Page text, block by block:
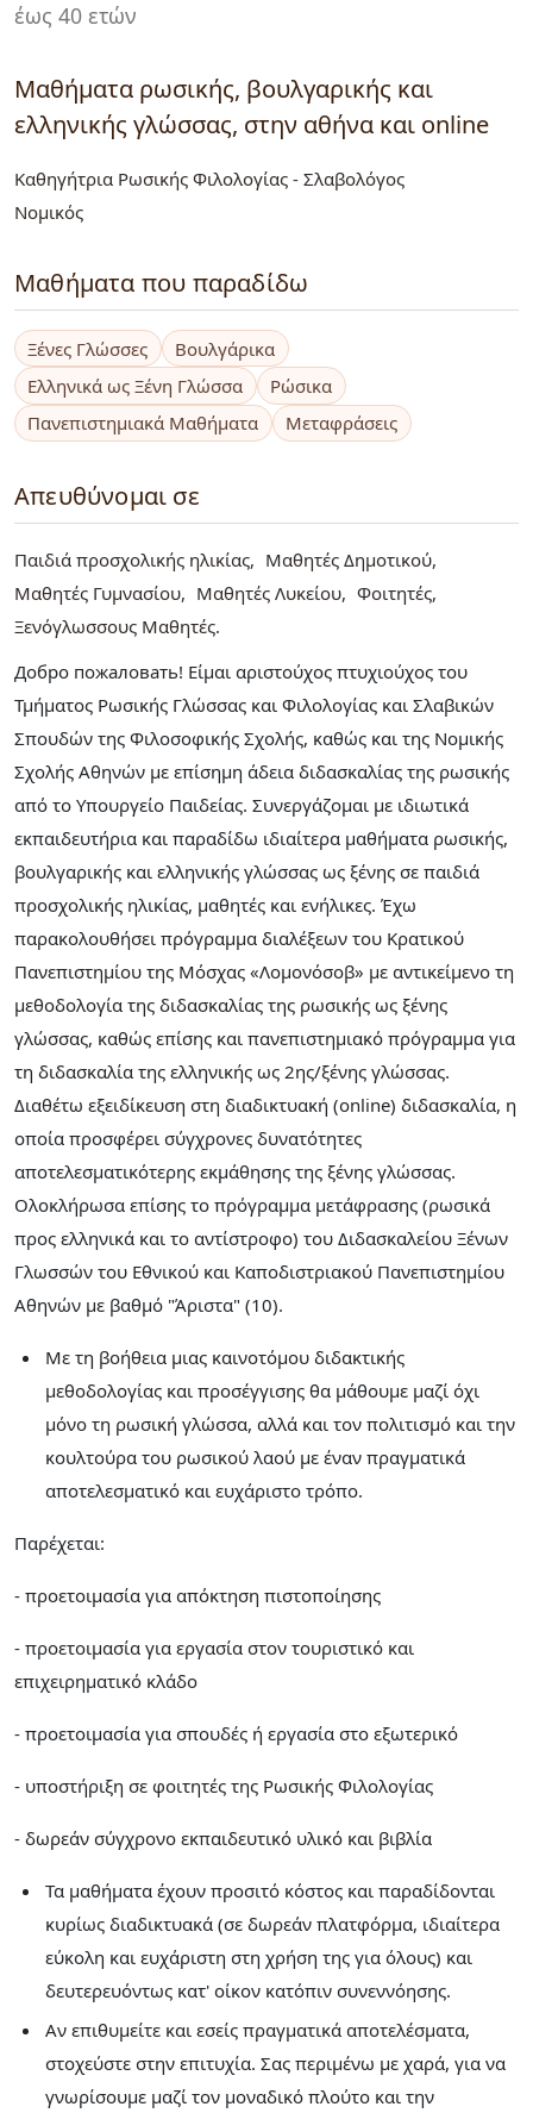
έως 40 ετών
Μαθήματα ρωσικής, βουλγαρικής και
ελληνικής γλώσσας, στην αθήνα και online
Καθηγήτρια Ρωσικής Φιλολογίας - Σλαβολόγος
Νομικός
Μαθήματα που παραδίδω
Ξένες Γλώσσες
Βουλγάρικα
Ελληνικά ως Ξένη Γλώσσα
Ρώσικα
Πανεπιστημιακά Μαθήματα
Μεταφράσεις
Απευθύνομαι σε
Παιδιά προσχολικής ηλικίας
Μαθητές Δημοτικού
Μαθητές Γυμνασίου
Μαθητές Λυκείου
Φοιτητές
Ξενόγλωσσους Μαθητές
Добро пожаловать! Είμαι αριστούχος πτυχιούχος του
Τμήματος Ρωσικής Γλώσσας και Φιλολογίας και Σλαβικών
Σπουδών της Φιλοσοφικής Σχολής, καθώς και της Νομικής
Σχολής Αθηνών με επίσημη άδεια διδασκαλίας της ρωσικής
από το Υπουργείο Παιδείας. Συνεργάζομαι με ιδιωτικά
εκπαιδευτήρια και παραδίδω ιδιαίτερα μαθήματα ρωσικής,
βουλγαρικής και ελληνικής γλώσσας ως ξένης σε παιδιά
προσχολικής ηλικίας, μαθητές και ενήλικες. Έχω
παρακολουθήσει πρόγραμμα διαλέξεων του Κρατικού
Πανεπιστημίου της Μόσχας «Λομονόσοβ» με αντικείμενο τη
μεθοδολογία της διδασκαλίας της ρωσικής ως ξένης
γλώσσας, καθώς επίσης και πανεπιστημιακό πρόγραμμα για
τη διδασκαλία της ελληνικής ως 2ης/ξένης γλώσσας.
Διαθέτω εξειδίκευση στη διαδικτυακή (online) διδασκαλία, η
οποία προσφέρει σύγχρονες δυνατότητες
αποτελεσματικότερης εκμάθησης της ξένης γλώσσας.
Ολοκλήρωσα επίσης το πρόγραμμα μετάφρασης (ρωσικά
προς ελληνικά και το αντίστροφο) του Διδασκαλείου Ξένων
Γλωσσών του Εθνικού και Καποδιστριακού Πανεπιστημίου
Αθηνών με βαθμό "Άριστα" (10).
Με τη βοήθεια μιας καινοτόμου διδακτικής
μεθοδολογίας και προσέγγισης θα μάθουμε μαζί όχι
μόνο τη ρωσική γλώσσα, αλλά και τον πολιτισμό και την
κουλτούρα του ρωσικού λαού με έναν πραγματικά
αποτελεσματικό και ευχάριστο τρόπο.
Παρέχεται:
- προετοιμασία για απόκτηση πιστοποίησης
- προετοιμασία για εργασία στον τουριστικό και
επιχειρηματικό κλάδο
- προετοιμασία για σπουδές ή εργασία στο εξωτερικό
- υποστήριξη σε φοιτητές της Ρωσικής Φιλολογίας
- δωρεάν σύγχρονο εκπαιδευτικό υλικό και βιβλία
Τα μαθήματα έχουν προσιτό κόστος και παραδίδονται
κυρίως διαδικτυακά (σε δωρεάν πλατφόρμα, ιδιαίτερα
εύκολη και ευχάριστη στη χρήση της για όλους) και
δευτερευόντως κατ' οίκον κατόπιν συνεννόησης.
Αν επιθυμείτε και εσείς πραγματικά αποτελέσματα,
στοχεύστε στην επιτυχία. Σας περιμένω με χαρά, για να
γνωρίσουμε μαζί τον μοναδικό πλούτο και την